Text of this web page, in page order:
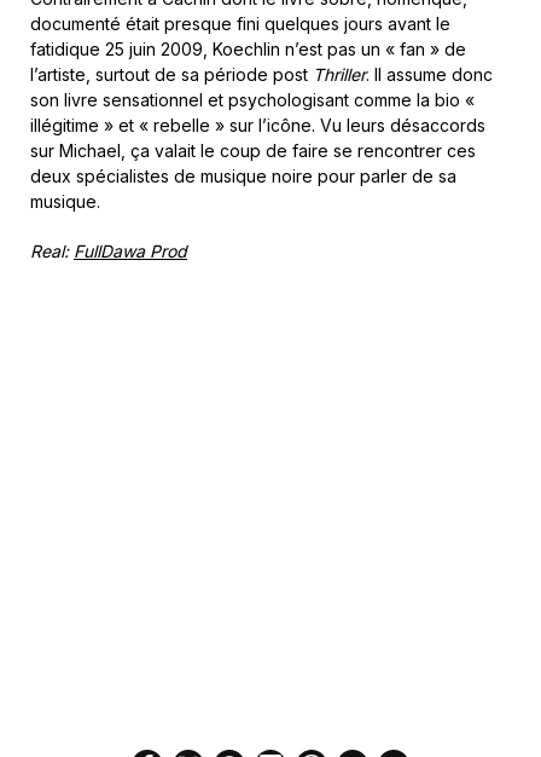
documenté était presque fini quelques jours avant le
fatidique 25 juin 2009, Koechlin n’est pas un « fan » de
l’artiste, surtout de sa période post Thriller. Il assume donc
son livre sensationnel et psychologisant comme la bio «
illégitime » et « rebelle » sur l’icône. Vu leurs désaccords
sur Michael, ça valait le coup de faire se rencontrer ces
deux spécialistes de musique noire pour parler de sa
musique.
Real: FullDawa Prod